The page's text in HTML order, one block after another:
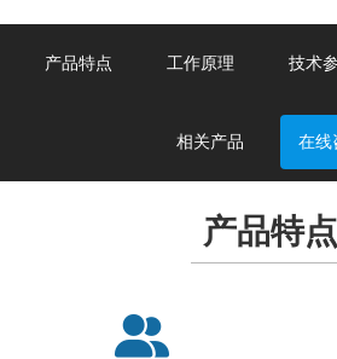
产品特点 工作原理 技术
相关产品 在线
产品特点